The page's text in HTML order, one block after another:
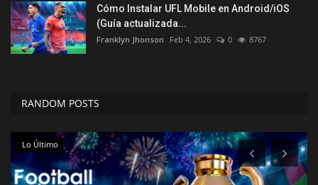
Cómo Instalar UFL Mobile en Android/iOS
(Guía actualizada...
Franklyn Jhonson Feb 4, 2026 0 8767
RANDOM POSTS
Lo Último